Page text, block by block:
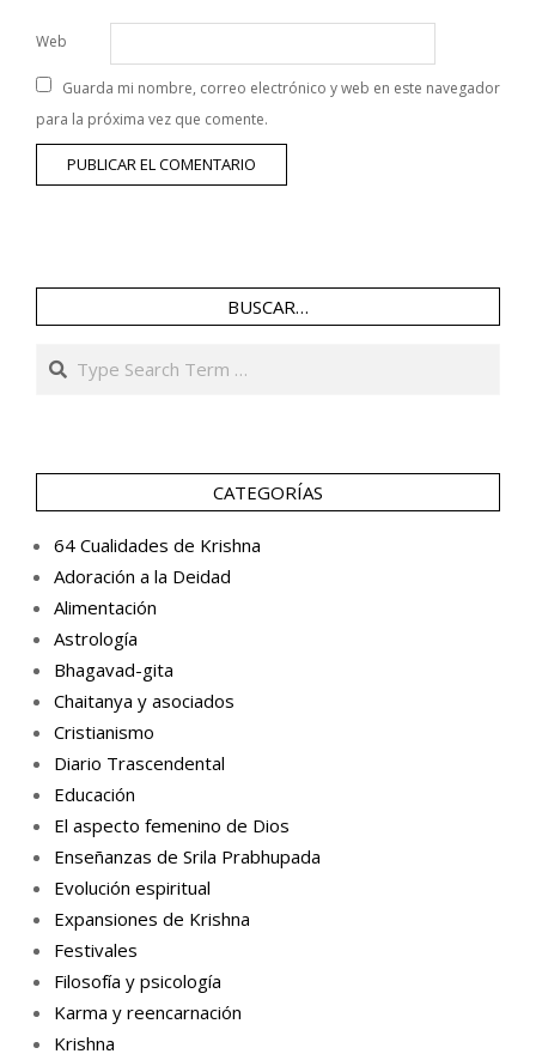
Web
Guarda mi nombre, correo electrónico y web en este navegador
para la próxima vez que comente.
BUSCAR…
Search
CATEGORÍAS
64 Cualidades de Krishna
Adoración a la Deidad
Alimentación
Astrología
Bhagavad-gita
Chaitanya y asociados
Cristianismo
Diario Trascendental
Educación
El aspecto femenino de Dios
Enseñanzas de Srila Prabhupada
Evolución espiritual
Expansiones de Krishna
Festivales
Filosofía y psicología
Karma y reencarnación
Krishna